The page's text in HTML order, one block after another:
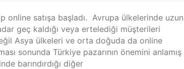
online satışa başladı. Avrupa ülkelerinde uzun
geç kaldığı veya ertelediği müşterileri
Asya ülkeleri ve orta doğuda da online
sonunda Türkiye pazarının önemini anlamış
barındırdığı diğer